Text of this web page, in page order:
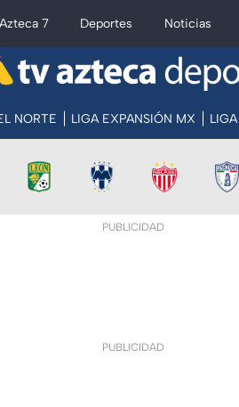
Azteca 7 Deportes Noticias
NORTE LIGA EXPANSIÓN MX
PUBLICIDAD
PUBLICIDAD